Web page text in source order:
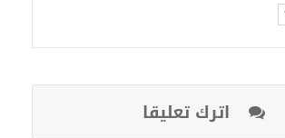
اترك تعليقا